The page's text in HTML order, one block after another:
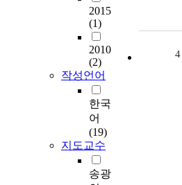
2015
(1)
2010
(2)
작성언어
한국
어
(19)
지도교수
송광
4